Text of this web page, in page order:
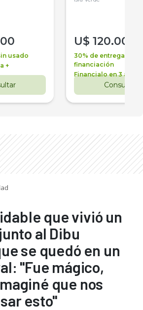
usado
+
U$ 120.000
30% de entrega +
financiación
Financialo en 3 años
Consultar
que vivió un
al Dibu
se quedó en un
"Fue mágico,
que nos
esto"